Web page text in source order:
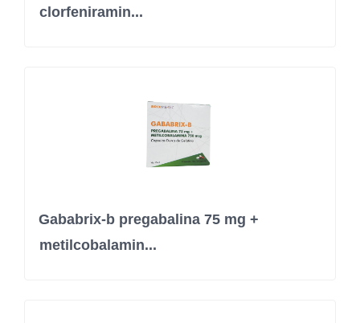
clorfeniramin...
Gababrix-b pregabalina 75 mg +
metilcobalamin...